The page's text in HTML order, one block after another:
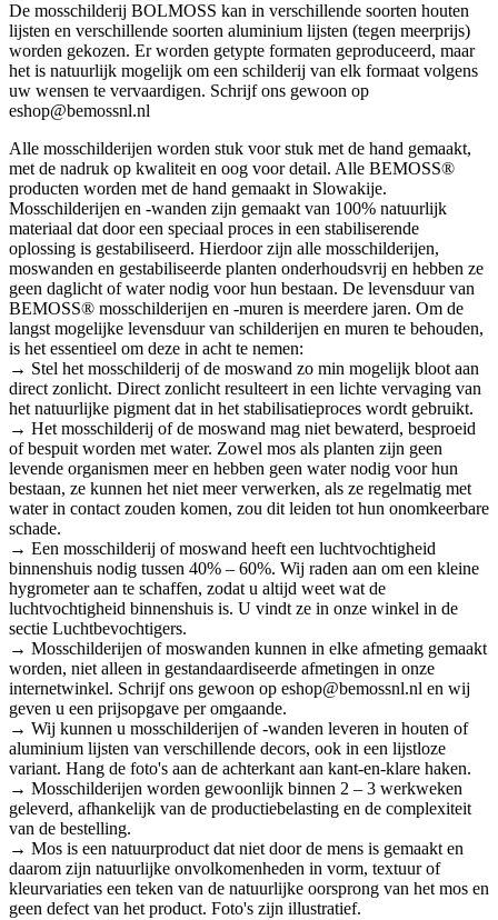
De mosschilderij BOLMOSS kan in verschillende soorten houten
lijsten en verschillende soorten aluminium lijsten (tegen meerprijs)
worden gekozen. Er worden getypte formaten geproduceerd, maar
het is natuurlijk mogelijk om een schilderij van elk formaat volgens
uw wensen te vervaardigen. Schrijf ons gewoon op
eshop@bemossnl.nl
Alle mosschilderijen worden stuk voor stuk met de hand gemaakt,
met de nadruk op kwaliteit en oog voor detail. Alle BEMOSS®
producten worden met de hand gemaakt in Slowakije.
Mosschilderijen en -wanden zijn gemaakt van 100% natuurlijk
materiaal dat door een speciaal proces in een stabiliserende
oplossing is gestabiliseerd. Hierdoor zijn alle mosschilderijen,
moswanden en gestabiliseerde planten onderhoudsvrij en hebben ze
geen daglicht of water nodig voor hun bestaan. De levensduur van
BEMOSS® mosschilderijen en -muren is meerdere jaren. Om de
langst mogelijke levensduur van schilderijen en muren te behouden,
is het essentieel om deze in acht te nemen:
→ Stel het mosschilderij of de moswand zo min mogelijk bloot aan
direct zonlicht. Direct zonlicht resulteert in een lichte vervaging van
het natuurlijke pigment dat in het stabilisatieproces wordt gebruikt.
→ Het mosschilderij of de moswand mag niet bewaterd, besproeid
of bespuit worden met water. Zowel mos als planten zijn geen
levende organismen meer en hebben geen water nodig voor hun
bestaan, ze kunnen het niet meer verwerken, als ze regelmatig met
water in contact zouden komen, zou dit leiden tot hun onomkeerbare
schade.
→ Een mosschilderij of moswand heeft een luchtvochtigheid
binnenshuis nodig tussen 40% – 60%. Wij raden aan om een kleine
hygrometer aan te schaffen, zodat u altijd weet wat de
luchtvochtigheid binnenshuis is. U vindt ze in onze winkel in de
sectie Luchtbevochtigers.
→ Mosschilderijen of moswanden kunnen in elke afmeting gemaakt
worden, niet alleen in gestandaardiseerde afmetingen in onze
internetwinkel. Schrijf ons gewoon op eshop@bemossnl.nl en wij
geven u een prijsopgave per omgaande.
→ Wij kunnen u mosschilderijen of -wanden leveren in houten of
aluminium lijsten van verschillende decors, ook in een lijstloze
variant. Hang de foto's aan de achterkant aan kant-en-klare haken.
→ Mosschilderijen worden gewoonlijk binnen 2 – 3 werkweken
geleverd, afhankelijk van de productiebelasting en de complexiteit
van de bestelling.
→ Mos is een natuurproduct dat niet door de mens is gemaakt en
daarom zijn natuurlijke onvolkomenheden in vorm, textuur of
kleurvariaties een teken van de natuurlijke oorsprong van het mos en
geen defect van het product. Foto's zijn illustratief.